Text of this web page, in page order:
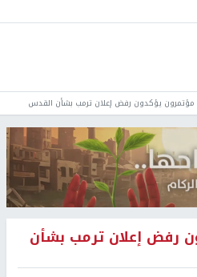
مؤتمرون يؤكدون رفض إعلان ترمب بشأن القدس
رفض إعلان ترمب بشأن